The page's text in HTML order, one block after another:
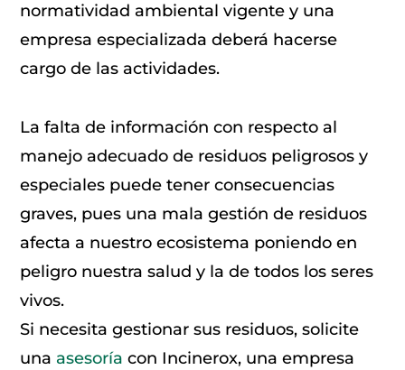
normatividad ambiental vigente y una
empresa especializada deberá hacerse
cargo de las actividades.
La falta de información con respecto al
manejo adecuado de residuos peligrosos y
especiales puede tener consecuencias
graves, pues una mala gestión de residuos
afecta a nuestro ecosistema poniendo en
peligro nuestra salud y la de todos los seres
vivos.
Si necesita gestionar sus residuos, solicite
una asesoría con Incinerox, una empresa